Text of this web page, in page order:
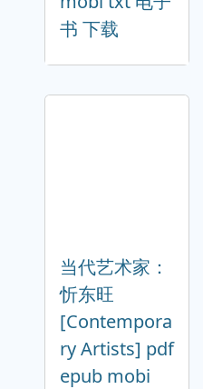
书 下载
当代艺术家：
忻东旺
[Contempora
ry Artists] pdf
epub mobi